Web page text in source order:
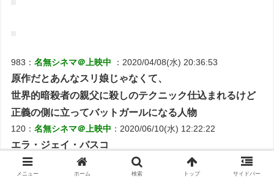
983：名無シネマ＠上映中 ：2020/04/08(水) 20:36:53
原作だとあんなスリ娘じゃなくて、
世界的暗殺者の親父に殺しのテクニック仕込まれるけど
正義の側に立ってバットガールになる人物
120：名無シネマ＠上映中 ：2020/06/10(水) 12:22:22
エラ・ジェイ・バスコ
これがバットガールになるの？
メニュー ホーム 検索 トップ サイドバー